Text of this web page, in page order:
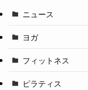
ニュース
ヨガ
フィットネス
ピラティス